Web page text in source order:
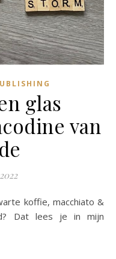
glas
van
Dat lees je in mijn